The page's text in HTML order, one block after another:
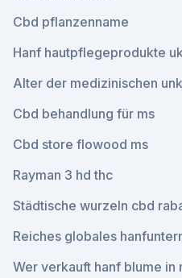
Cbd pflanzenname
Hanf hautpflegeprodukte
Alter der medizinischen
Cbd behandlung für ms
Cbd store flowood ms
Rayman 3 hd thc
Städtische wurzeln cbd
Reiches globales
Wer verkauft hanf blume in